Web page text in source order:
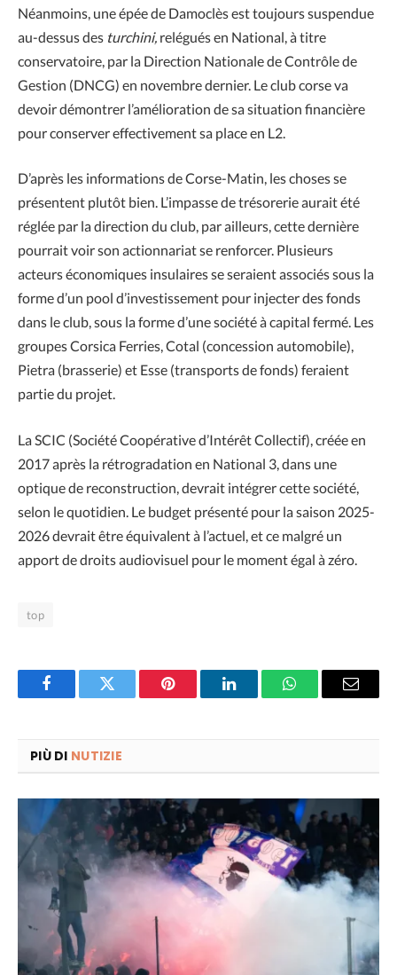
Néanmoins, une épée de Damoclès est toujours suspendue
au-dessus des turchini, relégués en National, à titre
conservatoire, par la Direction Nationale de Contrôle de
Gestion (DNCG) en novembre dernier. Le club corse va
devoir démontrer l’amélioration de sa situation financière
pour conserver effectivement sa place en L2.
D’après les informations de Corse-Matin, les choses se
présentent plutôt bien. L’impasse de trésorerie aurait été
réglée par la direction du club, par ailleurs, cette dernière
pourrait voir son actionnariat se renforcer. Plusieurs
acteurs économiques insulaires se seraient associés sous la
forme d’un pool d’investissement pour injecter des fonds
dans le club, sous la forme d’une société à capital fermé. Les
groupes Corsica Ferries, Cotal (concession automobile),
Pietra (brasserie) et Esse (transports de fonds) feraient
partie du projet.
La SCIC (Société Coopérative d’Intérêt Collectif), créée en
2017 après la rétrogradation en National 3, dans une
optique de reconstruction, devrait intégrer cette société,
selon le quotidien. Le budget présenté pour la saison 2025-
2026 devrait être équivalent à l’actuel, et ce malgré un
apport de droits audiovisuel pour le moment égal à zéro.
top
FacebookTwitter Pinterest LinkedInWhatsAppEmail
PIÙ DI NUTIZIE